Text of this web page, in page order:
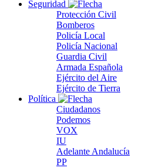
Seguridad
Protección Civil
Bomberos
Policía Local
Policía Nacional
Guardia Civil
Armada Española
Ejército del Aire
Ejército de Tierra
Política
Ciudadanos
Podemos
VOX
IU
Adelante Andalucía
PP